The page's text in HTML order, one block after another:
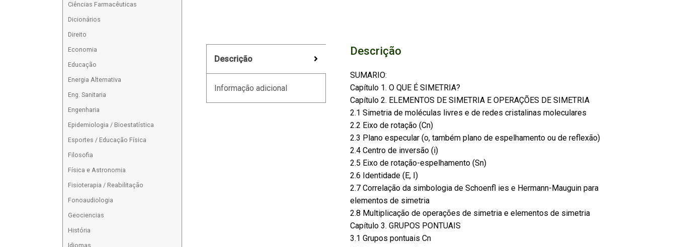
Descrição
Informação adicional
Descrição
SUMARIO:
Capítulo 1. O QUE É SIMETRIA?
Capítulo 2. ELEMENTOS DE SIMETRIA E OPERAÇÕES DE SIMETRIA
2.1 Simetria de moléculas livres e de redes cristalinas moleculares
2.2 Eixo de rotação (Cn)
2.3 Plano especular (o, também plano de espelhamento ou de reflexão)
2.4 Centro de inversão (i)
2.5 Eixo de rotação-espelhamento (Sn)
2.6 Identidade (E, I)
2.7 Correlação da simbologia de Schoenfl ies e Hermann-Mauguin para
elementos de simetria
2.8 Multiplicação de operações de simetria e elementos de simetria
Capítulo 3. GRUPOS PONTUAIS
3.1 Grupos pontuais Cn
Ciências Farmacêuticas
Dicionários
Direito
Economia
Educação
Energia Alternativa
Eng. Sanitaria
Engenharia
Epidemiologia / Bioestatística
Esportes / Educação Física
Filosofia
Física e Astronomia
Fisioterapia / Reabilitação
Fonoaudiologia
Geociencias
História
Idiomas